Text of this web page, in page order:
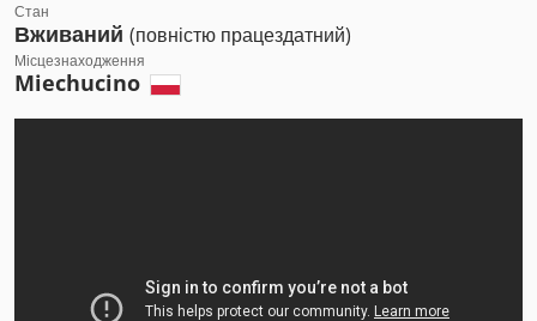
Стан
Вживаний (повністю працездатний)
Місцезнаходження
Miechucino